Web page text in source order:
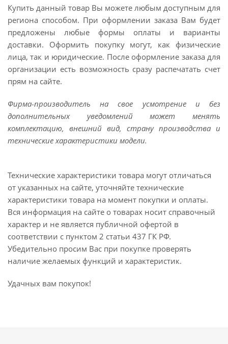
Купить данный товар Вы можете любым доступным для
региона способом. При оформлении заказа Вам будет
предложены любые формы оплаты и варианты
доставки. Оформить покупку могут, как физические
лица, так и юридические. После оформление заказа для
организации есть возможность сразу распечатать счет
прям на сайте.
Фирма-производитель на свое усмотрение и без
дополнительных уведомлений может менять
комплектацию, внешний вид, страну производства и
технические характеристики модели.
Технические характеристики товара могут отличаться
от указанных на сайте, уточняйте технические
характеристики товара на момент покупки и оплаты.
Вся информация на сайте о товарах носит справочный
характер и не является публичной офертой в
соответствии с пунктом 2 статьи 437 ГК РФ.
Убедительно просим Вас при покупке проверять
наличие желаемых функций и характеристик.
Удачных вам покупок!